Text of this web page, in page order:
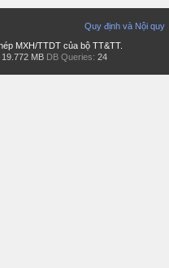
Quy định và Nội quy
MXH/TTDT của bộ TT&TT.
19.772 MB DB Queries: 24